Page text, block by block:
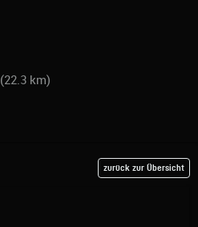
(22.3 km)
zurück zur Übersicht